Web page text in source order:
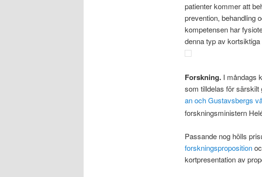
patienter kommer att
prevention, behandling
kompetensen har
denna typ av
Forskning. I måndags
som tilldelas för särskilt
an och Gustavsbergs
forskningsministern
Passande nog hölls
forskningsproposition
kortpresentation av